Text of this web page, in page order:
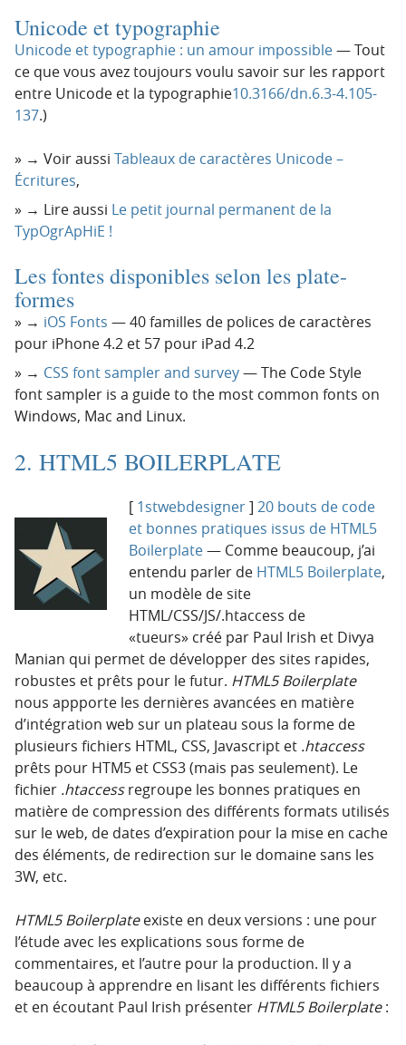
Unicode et typographie
Unicode et typographie : un amour impossible— Tout
ce que vous avez toujours voulu savoir sur les rapport
entre Unicode et la typographie10.3166/dn.6.3-4.105-
137.)
→ Voir aussi Tableaux de caractères Unicode –
Écritures,
→ Lire aussi Le petit journal permanent de la
TypOgrApHiE !
Les fontes disponibles selon les plate-
formes
→ iOS Fonts — 40 familles de polices de caractères
pour iPhone 4.2 et 57 pour iPad 4.2
→ CSS font sampler and survey— The Code Style
font sampler is a guide to the most common fonts on
Windows, Mac and Linux.
2. HTML5 BOILERPLATE
[ 1stwebdesigner] 20 bouts de code
et bonnes pratiques issus de HTML5
Boilerplate— Comme beaucoup, j’ai
entendu parler de HTML5 Boilerplate,
un modèle de site
HTML/CSS/JS/.htaccess de
«tueurs» créé par Paul Irish et Divya
Manian qui permet de développer des sites rapides,
robustes et prêts pour le futur. HTML5 Boilerplate
nous appporte les dernières avancées en matière
d’intégration web sur un plateau sous la forme de
plusieurs fichiers HTML, CSS, Javascript et .htaccess
prêts pour HTM5 et CSS3 (mais pas seulement). Le
fichier .htaccessregroupe les bonnes pratiques en
matière de compression des différents formats utilisés
sur le web, de dates d’expiration pour la mise en cache
des éléments, de redirection sur le domaine sans les
3W, etc.
HTML5 Boilerplateexiste en deux versions : une pour
l’étude avec les explications sous forme de
commentaires, et l’autre pour la production. Il y a
beaucoup à apprendre en lisant les différents fichiers
et en écoutant Paul Irish présenter HTML5 Boilerplate: